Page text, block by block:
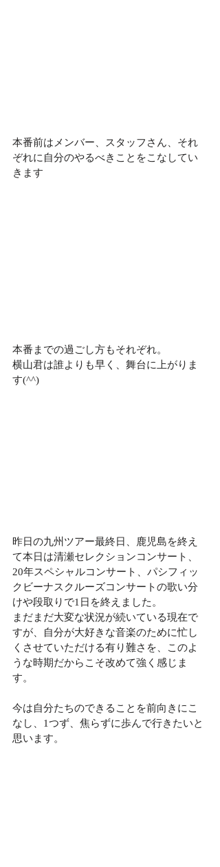
本番前はメンバー、スタッフさん、それ
ぞれに自分のやるべきことをこなしてい
きます
本番までの過ごし方もそれぞれ。
横山君は誰よりも早く、舞台に上がりま
す(^^)
昨日の九州ツアー最終日、鹿児島を終え
て本日は清瀬セレクションコンサート、
20年スペシャルコンサート、パシフィッ
クビーナスクルーズコンサートの歌い分
けや段取りで1日を終えました。
まだまだ大変な状況が続いている現在で
すが、自分が大好きな音楽のために忙し
くさせていただける有り難さを、このよ
うな時期だからこそ改めて強く感じま
す。
今は自分たちのできることを前向きにこ
なし、1つず、焦らずに歩んで行きたいと
思います。